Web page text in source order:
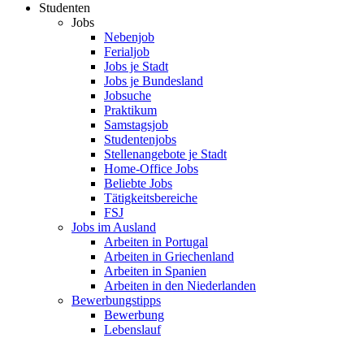
Studenten
Jobs
Nebenjob
Ferialjob
Jobs je Stadt
Jobs je Bundesland
Jobsuche
Praktikum
Samstagsjob
Studentenjobs
Stellenangebote je Stadt
Home-Office Jobs
Beliebte Jobs
Tätigkeitsbereiche
FSJ
Jobs im Ausland
Arbeiten in Portugal
Arbeiten in Griechenland
Arbeiten in Spanien
Arbeiten in den Niederlanden
Bewerbungstipps
Bewerbung
Lebenslauf